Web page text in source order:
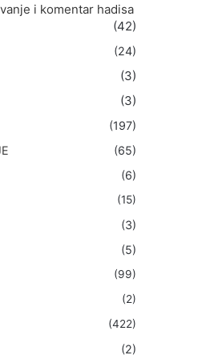
i komentar hadisa
(42)
(24)
(3)
(3)
(197)
(65)
(6)
(15)
(3)
(5)
(99)
(2)
(422)
(2)